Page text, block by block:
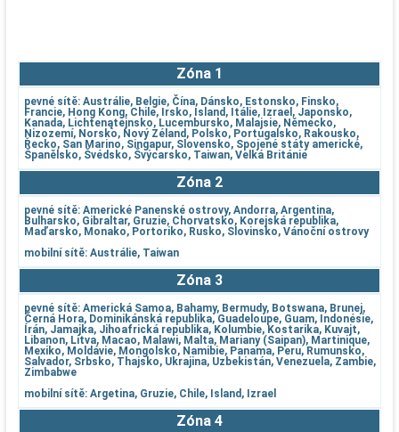
Zóna 1
pevné sítě: Austrálie, Belgie, Čína, Dánsko, Estonsko, Finsko,
Francie, Hong Kong, Chile, Irsko, Island, Itálie, Izrael, Japonsko,
Kanada, Lichtenątejnsko, Lucembursko, Malajsie, Německo,
Nizozemí, Norsko, Nový Zéland, Polsko, Portugalsko, Rakousko,
Řecko, San Marino, Singapur, Slovensko, Spojené státy americké,
Španělsko, Švédsko, Švýcarsko, Taiwan, Velká Británie
Zóna 2
pevné sítě: Americké Panenské ostrovy, Andorra, Argentina,
Bulharsko, Gibraltar, Gruzie, Chorvatsko, Korejská republika,
Maďarsko, Monako, Portoriko, Rusko, Slovinsko, Vánoční ostrovy
mobilní sítě: Austrálie, Taiwan
Zóna 3
pevné sítě: Americká Samoa, Bahamy, Bermudy, Botswana, Brunej,
Černá Hora, Dominikánská republika, Guadeloupe, Guam, Indonésie,
Írán, Jamajka, Jihoafrická republika, Kolumbie, Kostarika, Kuvajt,
Libanon, Litva, Macao, Malawi, Malta, Mariany (Saipan), Martinique,
Mexiko, Moldávie, Mongolsko, Namibie, Panama, Peru, Rumunsko,
Salvador, Srbsko, Thajsko, Ukrajina, Uzbekistán, Venezuela, Zambie,
Zimbabwe
mobilní sítě: Argetina, Gruzie, Chile, Island, Izrael
Zóna 4